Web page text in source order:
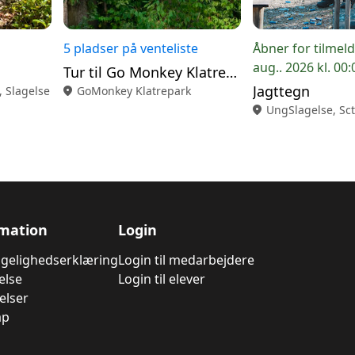
Slagelse
5 pladser på venteliste
Tur til Go Monkey Klatrepark
location_on GoMonkey Klatrepark
Åbner for
aug.. 2026 kl.
Jagttegn
location_on UngSlagelse,
Login
Login til medarbejdere
Login til elever